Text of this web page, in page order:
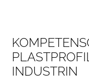
INDUSTRIN